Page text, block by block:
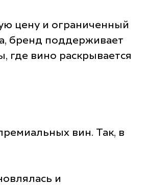
цену и ограниченный
бренд поддерживает
где вино раскрывается
вин. Так, в
и